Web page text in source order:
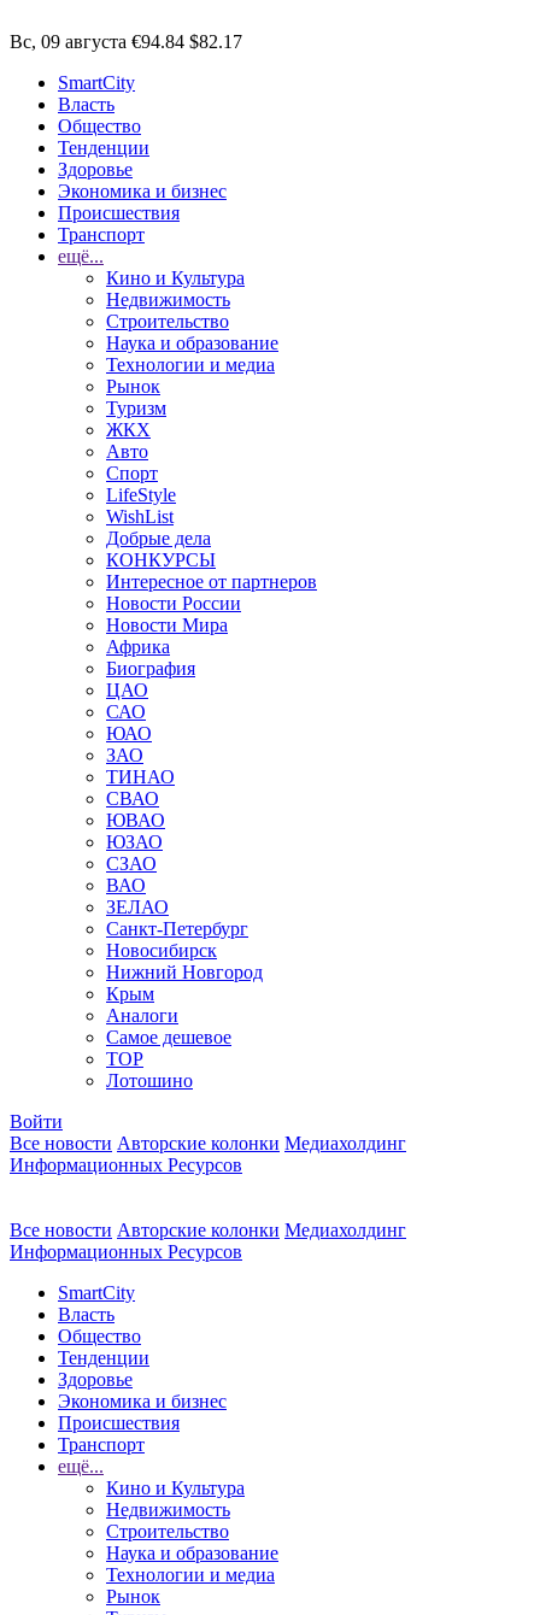
Вс, 09 августа €94.84 $82.17
SmartCity
Власть
Общество
Тенденции
Здоровье
Экономика и бизнес
Происшествия
Транспорт
ещё...
Кино и Культура
Недвижимость
Строительство
Наука и образование
Технологии и медиа
Рынок
Туризм
ЖКХ
Авто
Спорт
LifeStyle
WishList
Добрые дела
КОНКУРСЫ
Интересное от партнеров
Новости России
Новости Мира
Африка
Биография
ЦАО
САО
ЮАО
ЗАО
ТИНАО
СВАО
ЮВАО
ЮЗАО
СЗАО
ВАО
ЗЕЛАО
Санкт-Петербург
Новосибирск
Нижний Новгород
Крым
Аналоги
Самое дешевое
TOP
Лотошино
Войти
Все новости Авторские колонки Медиахолдинг
Информационных Ресурсов
Все новости Авторские колонки Медиахолдинг
Информационных Ресурсов
SmartCity
Власть
Общество
Тенденции
Здоровье
Экономика и бизнес
Происшествия
Транспорт
ещё...
Кино и Культура
Недвижимость
Строительство
Наука и образование
Технологии и медиа
Рынок